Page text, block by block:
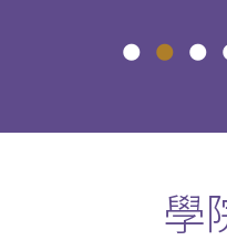
崇拜學深造文
的信徒，就聖經研
聖經研究文學
基督教教育文
學